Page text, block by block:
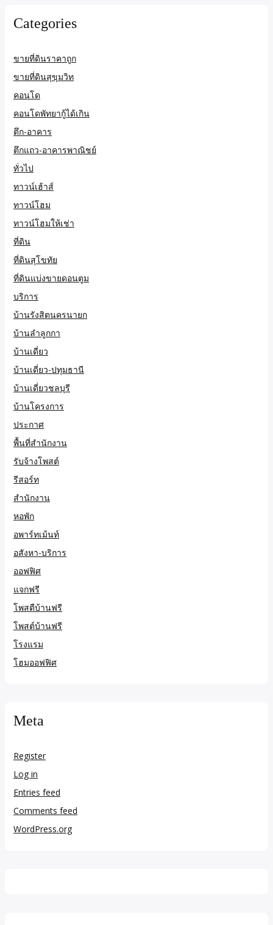
Categories
ขายที่ดินราคาถูก
ขายที่ดินสุขุมวิท
คอนโด
คอนโดพัทยากู้ได้เกิน
ตึก-อาคาร
ตึกแถว-อาคารพาณิชย์
ทั่วไป
ทาวน์เฮ้าส์
ทาวน์โฮม
ทาวน์โฮมให้เช่า
ที่ดิน
ที่ดินสุโขทัย
ที่ดินแบ่งขายดอนตูม
บริการ
บ้านรังสิตนครนายก
บ้านลำลูกกา
บ้านเดี่ยว
บ้านเดี่ยว-ปทุมธานี
บ้านเดี่ยวชลบุรี
บ้านโครงการ
ประกาศ
พื้นที่สำนักงาน
รับจ้างโพสต์
รีสอร์ท
สำนักงาน
หอพัก
อพาร์ทเม้นท์
อสังหา-บริการ
ออฟฟิศ
แจกฟรี
โพสตืบ้านฟรี
โพสต์บ้านฟรี
โรงแรม
โฮมออฟฟิศ
Meta
Register
Log in
Entries feed
Comments feed
WordPress.org